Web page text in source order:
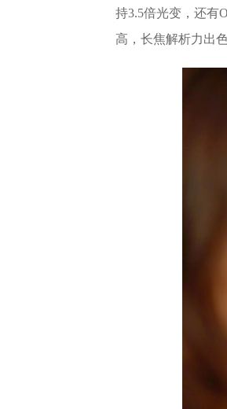
持3.5倍光变，还有
高，长焦解析力出